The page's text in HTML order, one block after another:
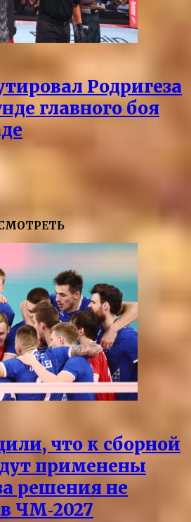
Родригеза
главного боя
что к сборной
применены
решения не
ЧМ‑2027